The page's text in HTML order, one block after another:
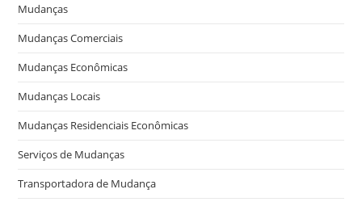
Mudanças
Mudanças Comerciais
Mudanças Econômicas
Mudanças Locais
Mudanças Residenciais Econômicas
Serviços de Mudanças
Transportadora de Mudança